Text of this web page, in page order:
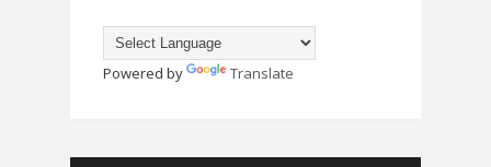
Powered by Translate